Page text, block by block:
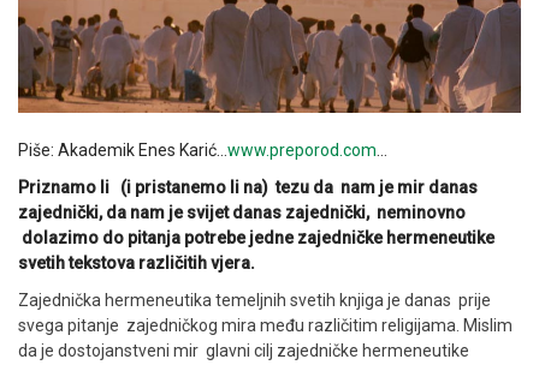
Piše: Akademik Enes Karić…www.preporod.com…
Priznamo li (i pristanemo li na) tezu da nam je mir danas
zajednički, da nam je svijet danas zajednički, neminovno
dolazimo do pitanja potrebe jedne zajedničke hermeneutike
svetih tekstova različitih vjera.
Zajednička hermeneutika temeljnih svetih knjiga je danas prije
svega pitanje zajedničkog mira među različitim religijama. Mislim
da je dostojanstveni mir glavni cilj zajedničke hermeneutike